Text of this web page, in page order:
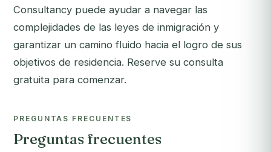
Consultancy puede ayudar a navegar las
complejidades de las leyes de inmigración y
garantizar un camino fluido hacia el logro de sus
objetivos de residencia. Reserve su consulta
gratuita para comenzar.
PREGUNTAS FRECUENTES
Preguntas frecuentes